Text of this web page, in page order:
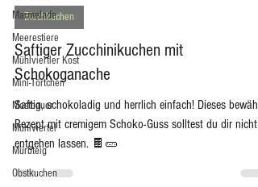
Marmelade
Meerestiere
Mühlviertler Kost
Mini-Törtchen
Mostbauer
Mühlviertel
Mürbteig
Obstkuchen
-
Blechkuchen
Saftiger Zucchinikuchen mit
Schokoganache
Saftig, schokoladig und herrlich einfach! Dieses
Rezept mit cremigem Schoko-Guss solltest du dir nicht
entgehen lassen. 🍫🥒